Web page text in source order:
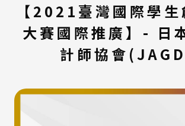
【2021臺灣國際學生
大賽國際推廣】- 日
計師協會